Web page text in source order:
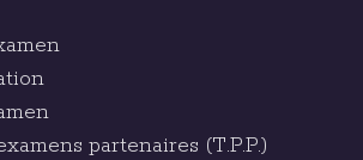
partenaires (T.P.P.)